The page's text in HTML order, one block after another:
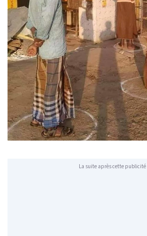
La suite après cette publicité